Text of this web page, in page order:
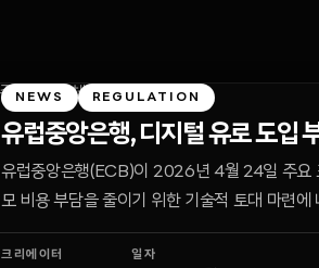
NEWS REGULATION
유럽중앙은행, 디지털 유로 도입
유럽중앙은행(ECB)이 2026년 4월 24일 주요
모 비용 부담을 줄이기 위한 기술적 토대 마련에
크리에이터 일자